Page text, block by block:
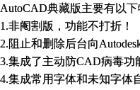
AutoCAD典藏版主要有以下
1.非阉割版，功能不打折！
2.阻止和删除后台向
3.集成了主动防CAD病毒功
4.集成常用字体和未知字体